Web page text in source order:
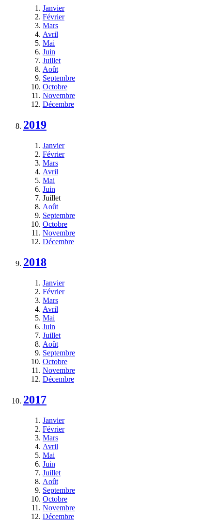
Janvier
Février
Mars
Avril
Mai
Juin
Juillet
Août
Septembre
Octobre
Novembre
Décembre
2019
Janvier
Février
Mars
Avril
Mai
Juin
Juillet
Août
Septembre
Octobre
Novembre
Décembre
2018
Janvier
Février
Mars
Avril
Mai
Juin
Juillet
Août
Septembre
Octobre
Novembre
Décembre
2017
Janvier
Février
Mars
Avril
Mai
Juin
Juillet
Août
Septembre
Octobre
Novembre
Décembre